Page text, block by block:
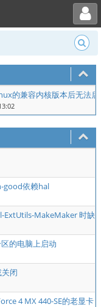
Toggle user menu
的兼容内核版本后无法启
good依赖hal
ExtUtils-MakeMaker 时缺
的电脑上启动
闭
4 MX 440-SE的老显卡